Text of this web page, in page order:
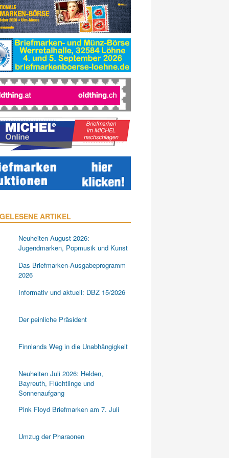
ARTIKEL
Neuheiten August 2026:
Jugendmarken, Popmusik und Kunst
Das Briefmarken-Ausgabeprogramm
2026
Informativ und aktuell: DBZ 15/2026
Der peinliche Präsident
Finnlands Weg in die Unabhängigkeit
Neuheiten Juli 2026: Helden,
Bayreuth, Flüchtlinge und
Sonnenaufgang
Pink Floyd Briefmarken am 7. Juli
Umzug der Pharaonen